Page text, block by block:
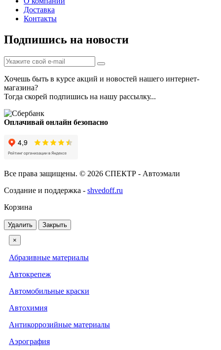
Доставка
Контакты
Подпишись на новости
Хочешь быть в курсе акций и новостей нашего интернет-
магазина?
Тогда скорей подпишись на нашу рассылку...
Оплачивай онлайн безопасно
Все права защищены. © 2026 СПЕКТР - Автоэмали
Создание и поддержка - shvedoff.ru
Корзина
Удалить Закрыть
×
Абразивные материалы
Автокрепеж
Автомобильные краски
Автохимия
Антикоррозийные материалы
Аэрография